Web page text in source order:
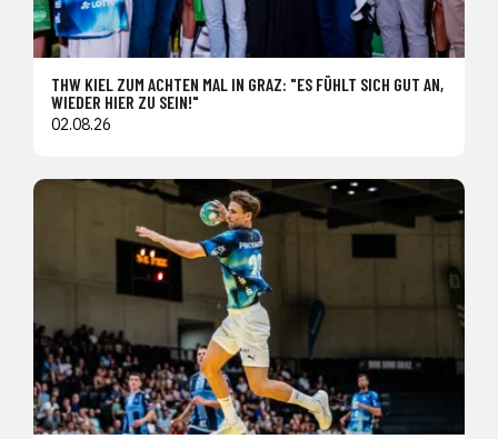
THW KIEL ZUM ACHTEN MAL IN GRAZ: "ES FÜHLT SICH GUT AN,
WIEDER HIER ZU SEIN!"
02.08.26